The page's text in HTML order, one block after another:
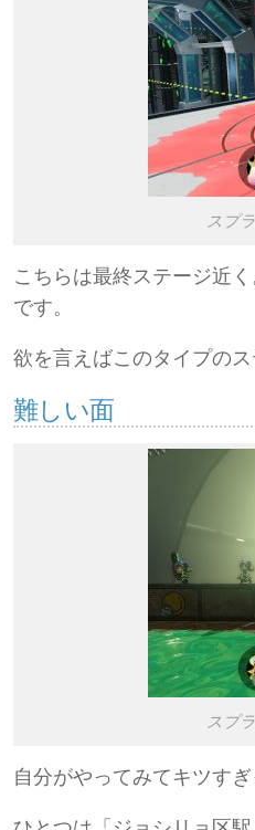
スプ
こちらは最終ステージ近
です。
欲を言えばこのタイプの
難しい面
スプ
自分がやってみてキツす